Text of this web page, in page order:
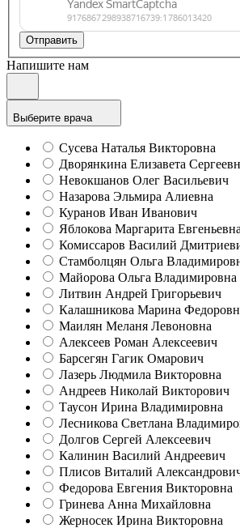
Отправить
Напишите нам
Выберите врача
Сусева Наталья Викторовна
Дворянкина Елизавета
Невокшанов Олег Васильевич
Назарова Эльмира Алиевна
Куранов Иван Иванович
Яблокова Маргарита Евгеньевна
Комиссаров Василий
Стамболцян Ольга
Майорова Ольга Владимировна
Литвин Андрей Григорьевич
Калашникова Марина
Маилян Меланя Левоновна
Алексеев Роман Алексеевич
Барсегян Гагик Омарович
Лазерь Людмила Викторовна
Андреев Николай Викторович
Таусон Ирина Владимировна
Лесникова Светлана
Долгов Сергей Алексеевич
Калинин Василий Андреевич
Плисов Виталий
Федорова Евгения Викторовна
Гринева Анна Михайловна
Жерносек Ирина Викторовна